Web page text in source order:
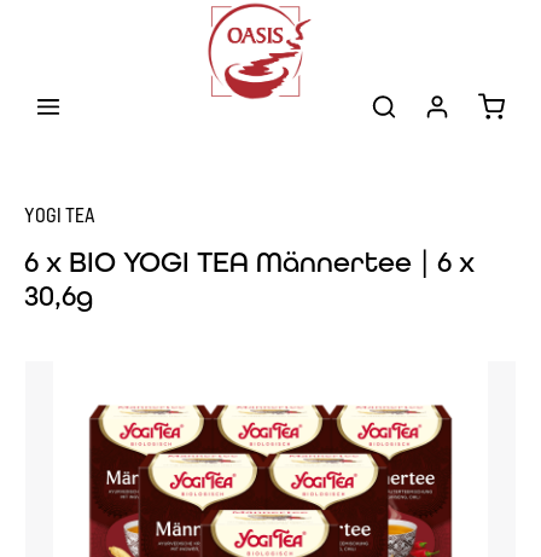
YOGI TEA
6 x BIO YOGI TEA Männertee | 6 x
30,6g